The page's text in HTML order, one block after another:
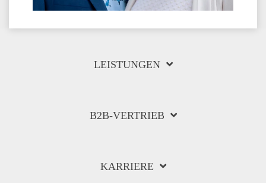
LEISTUNGEN
B2B-VERTRIEB
KARRIERE